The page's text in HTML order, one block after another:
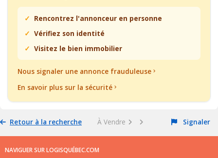
Rencontrez l'annonceur en personne
Vérifiez son identité
Visitez le bien immobilier
Nous signaler une annonce frauduleuse
En savoir plus sur la sécurité
Retour à la recherche À Vendre Signaler
NAVIGUER SUR LOGISQUÉBEC.COM